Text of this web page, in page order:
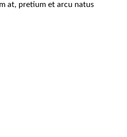
at, pretium et arcu natus